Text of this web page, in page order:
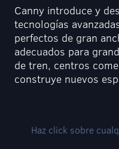
Canny introduce y
tecnologías
perfectos de gran
adecuados para
de tren, centros
construye nuevos
Haz click sobre